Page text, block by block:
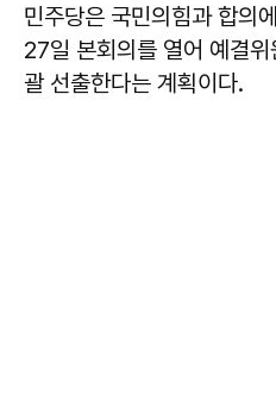
민주당은 국민의힘과 합의
27일 본회의를 열어 예결
괄 선출한다는 계획이다.